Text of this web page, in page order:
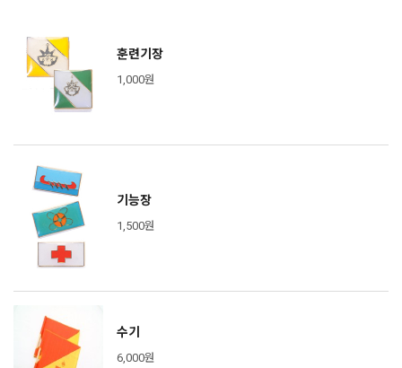
훈련기장
1,000원
기능장
1,500원
수기
6,000원